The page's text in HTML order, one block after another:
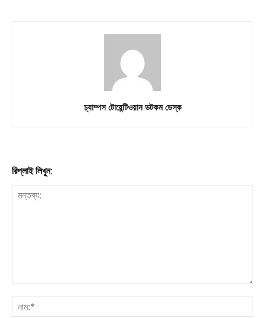
চ্যাম্পস টোয়েন্টিওয়ান ডটকম ডেস্ক
রিপ্লাই লিখুন: